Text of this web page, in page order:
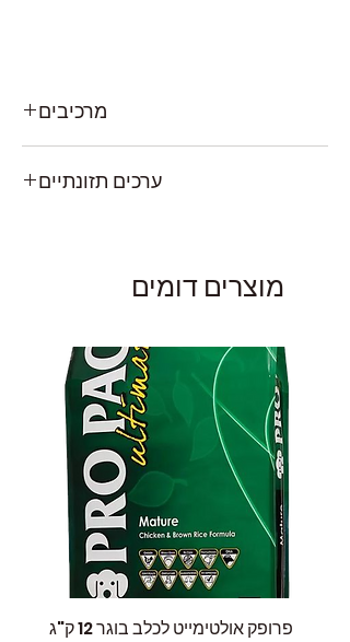
מרכיבים
Tocopherols המעורב), סובין אורז, דג, עיסת
בטא-קרוטן, ויטמינים, מינרלים.
ערכים תזונתיים
מוצרים דומים
פרופק אולטימייט לכלב בוגר 12 ק"ג